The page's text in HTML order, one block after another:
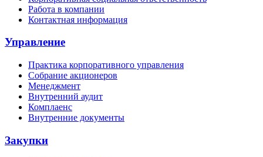
Работа в компании
Контактная информация
Управление
Практика корпоративного управления
Собрание акционеров
Менеджмент
Внутренний аудит
Комплаенс
Внутренние документы
Закупки